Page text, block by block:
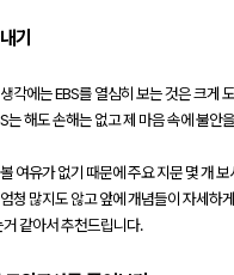
기
각에는 EBS를 열심히 보는 것은 크게
는 해도 손해는 없고 제 마음 속에 불
여유가 없기 때문에 주요 지문 몇 개
청 많지도 않고 앞에 개념들이 자세하
같아서 추천드립니다.